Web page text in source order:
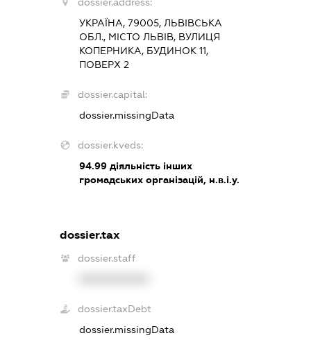
УКРАЇНА, 79005, ЛЬВІВСЬКА
ОБЛ., МІСТО ЛЬВІВ, ВУЛИЦЯ
КОПЕРНИКА, БУДИНОК 11,
ПОВЕРХ 2
dossier.capital:
dossier.missingData
dossier.kveds:
94.99 діяльність інших
громадських організацій, н.в.і.у.
dossier.tax
dossier.staff
dossier.taxDebt
dossier.missingData